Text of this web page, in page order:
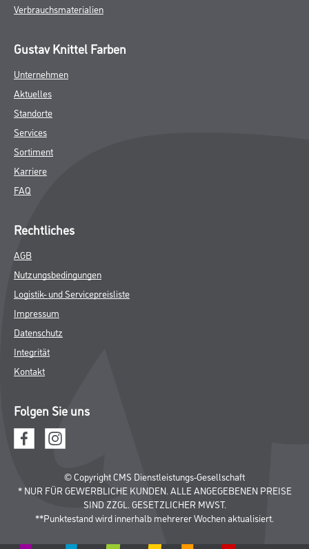
Verbrauchsmaterialien
Gustav Knittel Farben
Unternehmen
Aktuelles
Standorte
Services
Sortiment
Karriere
FAQ
Rechtliches
AGB
Nutzungsbedingungen
Logistik- und Servicepreisliste
Impressum
Datenschutz
Integrität
Kontakt
Folgen Sie uns
© Copyright CMS Dienstleistungs-Gesellschaft
* NUR FÜR GEWERBLICHE KUNDEN. ALLE ANGEGEBENEN PREISE
SIND ZZGL. GESETZLICHER MWST.
**Punktestand wird innerhalb mehrerer Wochen aktualisiert.